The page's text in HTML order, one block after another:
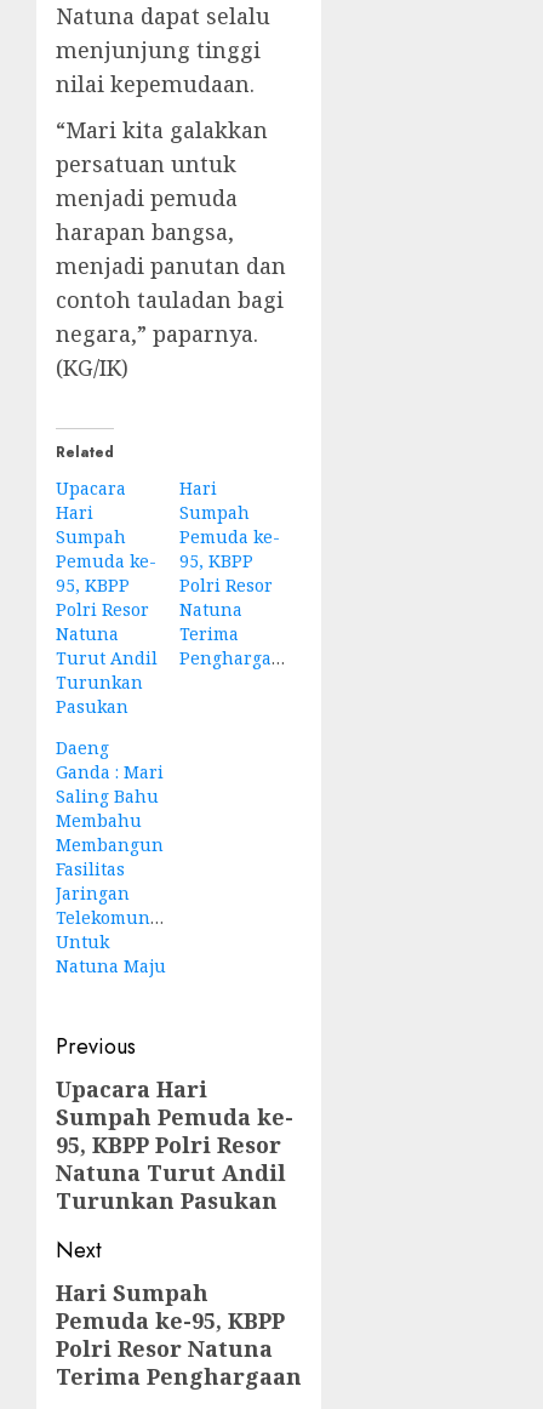
Natuna dapat selalu
menjunjung tinggi
nilai kepemudaan.
“Mari kita galakkan
persatuan untuk
menjadi pemuda
harapan bangsa,
menjadi panutan dan
contoh tauladan bagi
negara,” paparnya.
(KG/IK)
Related
Upacara
Hari
Sumpah
Pemuda ke-
95, KBPP
Polri Resor
Natuna
Turut Andil
Turunkan
Pasukan
Hari
Sumpah
Pemuda ke-
95, KBPP
Polri Resor
Natuna
Terima
Penghargaan
Daeng
Ganda : Mari
Saling Bahu
Membahu
Membangun
Fasilitas
Jaringan
Telekomunikasi
Untuk
Natuna Maju
Post
navigation
Previous
Previous
post:
Upacara Hari
Sumpah Pemuda ke-
95, KBPP Polri Resor
Natuna Turut Andil
Turunkan Pasukan
Next
Next
post:
Hari Sumpah
Pemuda ke-95, KBPP
Polri Resor Natuna
Terima Penghargaan